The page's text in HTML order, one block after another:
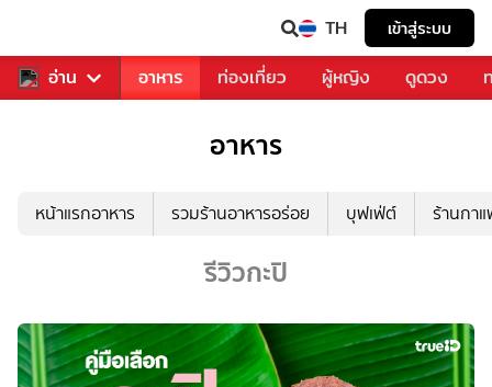
TH เข้าสู่ระบบ
อ่าน
รวงการเพลง อาหาร ท่องเที่ยว ผู้หญิง ดูดวง
อาหาร
หน้าแรกอาหาร รวมร้านอาหารอร่อย บุฟเฟ่ต์ ร้านกา
รีวิวกะปิ